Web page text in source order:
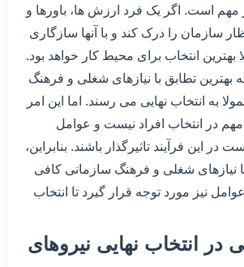
مهم است. اگر یک فرد ارزش ها، باورها و
سازمان را درک کند و با آنها سازگاری
بهترین انتخاب برای محیط کار خواهد بود.
بهترین تطابق با نیازهای شغلی و فرهنگ
به انتخاب نهایی می رسند. اما این امر
مهم در انتخاب افراد نیست و عوامل
این فرآیند تاثیرگذار باشند. بنابراین،
نیازهای شغلی و فرهنگ سازمانی کافی
نیز مورد توجه قرار گیرد تا انتخاب
در انتخاب نهایی نیروهای